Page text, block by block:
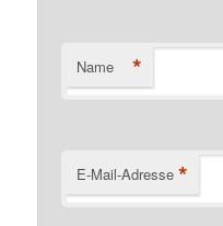
Name *
E-Mail-Adresse *